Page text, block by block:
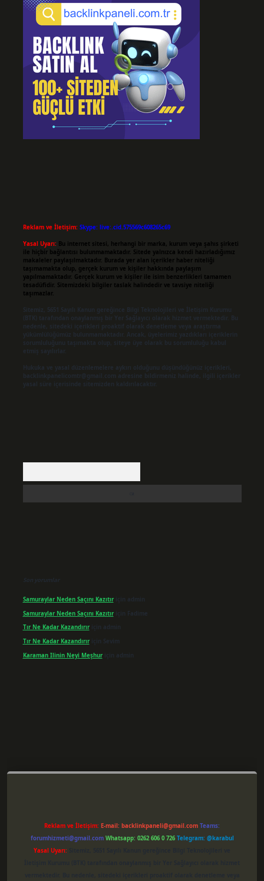
Reklam ve İletişim: Skype: live:.cid.575569c608265c69
Yasal Uyarı: Bu internet sitesi, herhangi bir marka, kurum veya şahıs şirketi
ile hiçbir bağlantısı bulunmamaktadır. Sitede yalnızca kendi hazırladığımız
makaleler paylaşılmaktadır. Burada yer alan içerikler haber niteliği
taşımamakta olup, gerçek kurum ve kişiler hakkında paylaşım
yapılmamaktadır. Gerçek kurum ve kişiler ile isim benzerlikleri tamamen
tesadüfidir. Sitemizdeki bilgiler taslak halindedir ve tavsiye niteliği
taşımazlar.
Sitemiz, 5651 Sayılı Kanun gereğince Bilgi Teknolojileri ve İletişim Kurumu
(BTK) tarafından onaylanmış bir Yer Sağlayıcı olarak hizmet vermektedir. Bu
nedenle, sitedeki içerikleri proaktif olarak denetleme veya araştırma
yükümlülüğümüz bulunmamaktadır. Ancak, üyelerimiz yazdıkları içeriklerin
sorumluluğunu taşımakta olup, siteye üye olarak bu sorumluluğu kabul
etmiş sayılırlar.
Hukuka ve yasal düzenlemelere aykırı olduğunu düşündüğünüz içerikleri,
backlinkpanelicomtr@gmail.com
adresine bildirmeniz halinde, ilgili içerikler
yasal süre içerisinde sitemizden kaldırılacaktır.
Son yorumlar
Samuraylar Neden Saçını Kazıtıriçin admin
Samuraylar Neden Saçını Kazıtıriçin Fadime
Tır Ne Kadar Kazandırıriçin admin
Tır Ne Kadar Kazandırıriçin Sevim
Karaman Ilinin Neyi Meşhuriçin admin
Reklam ve İletişim: E-mail: backlinkpaneli@gmail.com Teams:
forumhizmeti@gmail.com Whatsapp: 0262 606 0 726 Telegram: @karabul
Yasal Uyarı: